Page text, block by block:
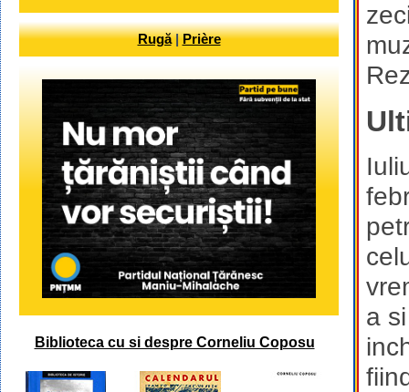
a
Rugă|Prière
Biblioteca cu si despre Corneliu Coposu